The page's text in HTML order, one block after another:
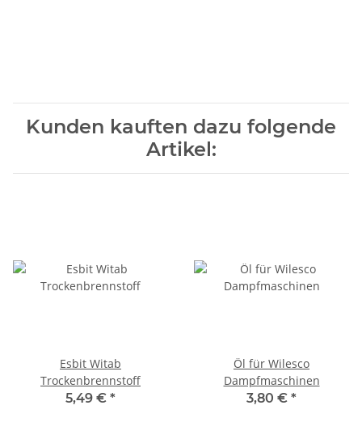
Kunden kauften dazu folgende
Artikel:
Esbit Witab
Trockenbrennstoff
5,49 € *
Öl für Wilesco
Dampfmaschinen
3,80 € *